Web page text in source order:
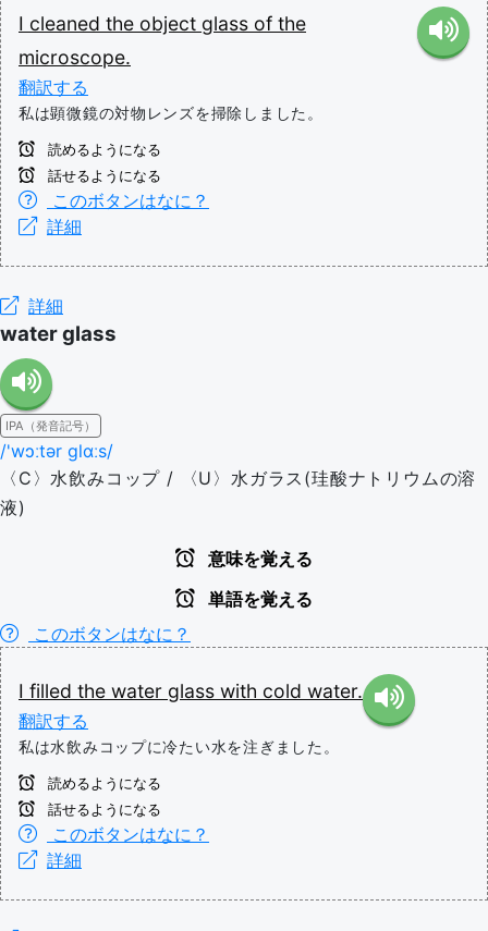
I cleaned the object glass of the
microscope.
翻訳する
私は顕微鏡の対物レンズを掃除しました。
読めるようになる
話せるようになる
このボタンはなに？
詳細
詳細
water glass
IPA（発音記号）
/'wɔːtər ɡlɑːs/
〈C〉水飲みコップ / 〈U〉水ガラス(珪酸ナトリウムの溶
液)
意味を覚える
単語を覚える
このボタンはなに？
I filled the water glass with cold water.
翻訳する
私は水飲みコップに冷たい水を注ぎました。
読めるようになる
話せるようになる
このボタンはなに？
詳細